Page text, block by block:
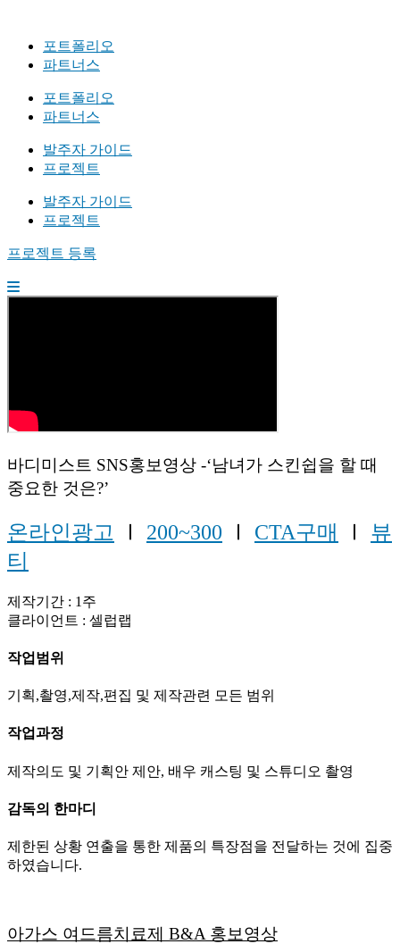
포트폴리오
파트너스
포트폴리오
파트너스
발주자 가이드
프로젝트
발주자 가이드
프로젝트
프로젝트 등록
바디미스트 SNS홍보영상 -‘남녀가 스킨쉽을 할 때
중요한 것은?’
온라인광고 Ⅰ 200~300 Ⅰ CTA구매 Ⅰ 뷰
티
제작기간 : 1주
클라이언트 : 셀럽랩
작업범위
기획,촬영,제작,편집 및 제작관련 모든 범위
작업과정
제작의도 및 기획안 제안, 배우 캐스팅 및 스튜디오 촬영
감독의 한마디
제한된 상황 연출을 통한 제품의 특장점을 전달하는 것에 집중
하였습니다.
아가스 여드름치료제 B&A 홍보영상